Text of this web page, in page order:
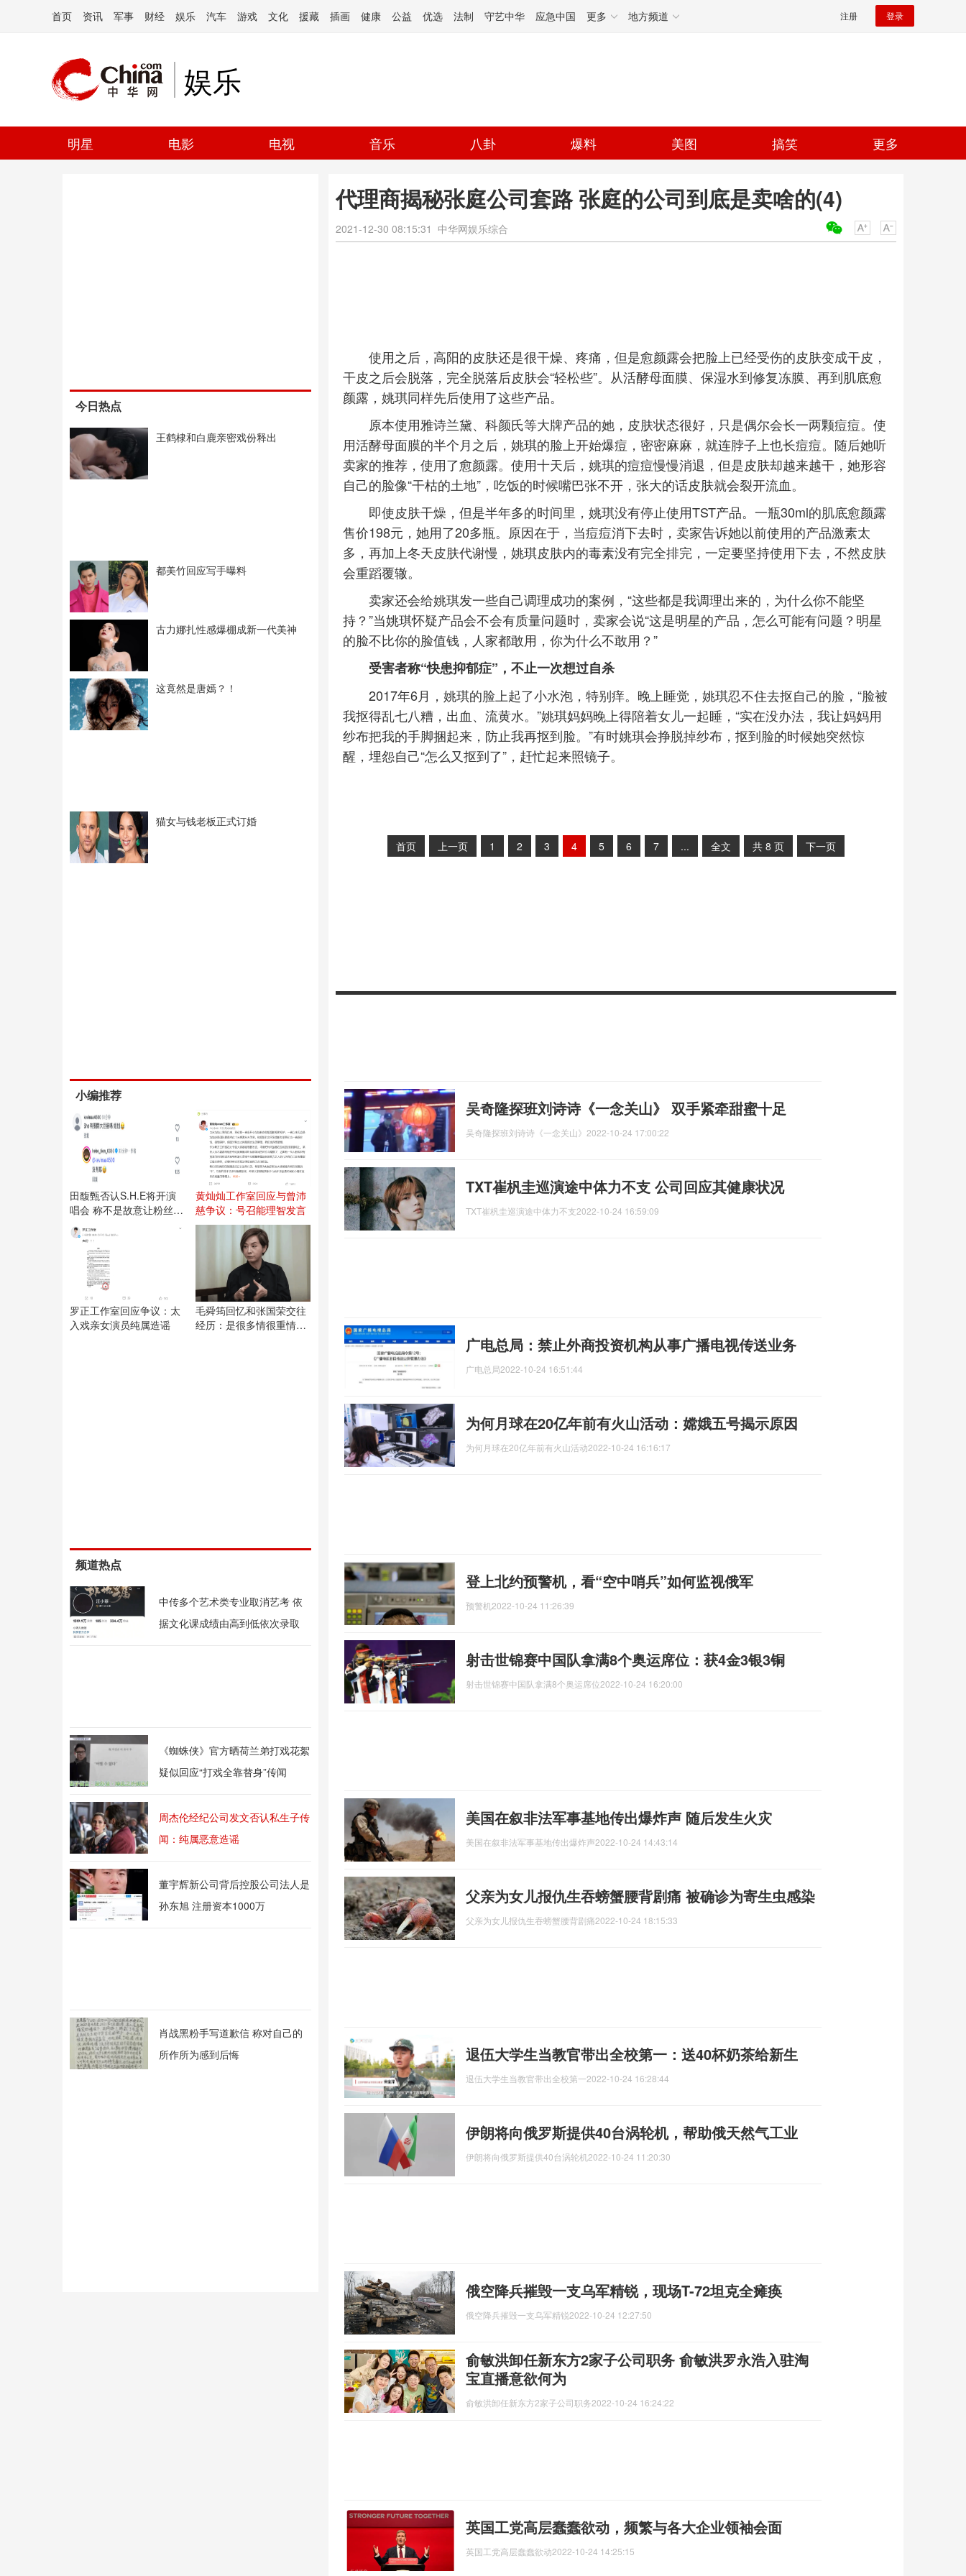
首页 资讯 军事 财经 娱乐 汽车 游戏 文化 援藏 插画 健康 公益 优选 法制 守艺中华 应急中国 更多 地方频道 注册 登录
娱乐
明星 电影 电视 音乐 八卦 爆料 美图 搞笑 更多
今日热点
王鹤棣和白鹿亲密戏份释出
都美竹回应写手曝料
古力娜扎性感爆棚成新一代美神
这竟然是唐嫣？！
猫女与钱老板正式订婚
小编推荐
田馥甄否认S.H.E将开演
唱会 称不是故意让粉丝失
望
黄灿灿工作室回应与曾沛
慈争议：号召能理智发言
罗正工作室回应争议：太
入戏亲女演员纯属造谣
毛舜筠回忆和张国荣交往
经历：是很多情很重情的
频道热点
中传多个艺术类专业取消艺考 依
据文化课成绩由高到低依次录取
《蜘蛛侠》官方晒荷兰弟打戏花絮
疑似回应“打戏全靠替身”传闻
周杰伦经纪公司发文否认私生子传
闻：纯属恶意造谣
董宇辉新公司背后控股公司法人是
孙东旭 注册资本1000万
肖战黑粉手写道歉信 称对自己的
所作所为感到后悔
代理商揭秘张庭公司套路 张庭的公司到底是卖啥的(4)
2021-12-30 08:15:31 中华网娱乐综合
使用之后，高阳的皮肤还是很干燥、疼痛，但是愈颜露会把脸上已经受伤的皮肤变成干皮，
干皮之后会脱落，完全脱落后皮肤会“轻松些”。从活酵母面膜、保湿水到修复冻膜、再到肌底愈
颜露，姚琪同样先后使用了这些产品。
原本使用雅诗兰黛、科颜氏等大牌产品的她，皮肤状态很好，只是偶尔会长一两颗痘痘。使
用活酵母面膜的半个月之后，姚琪的脸上开始爆痘，密密麻麻，就连脖子上也长痘痘。随后她听
卖家的推荐，使用了愈颜露。使用十天后，姚琪的痘痘慢慢消退，但是皮肤却越来越干，她形容
自己的脸像“干枯的土地”，吃饭的时候嘴巴张不开，张大的话皮肤就会裂开流血。
即使皮肤干燥，但是半年多的时间里，姚琪没有停止使用TST产品。一瓶30ml的肌底愈颜露
售价198元，她用了20多瓶。原因在于，当痘痘消下去时，卖家告诉她以前使用的产品激素太
多，再加上冬天皮肤代谢慢，姚琪皮肤内的毒素没有完全排完，一定要坚持使用下去，不然皮肤
会重蹈覆辙。
卖家还会给姚琪发一些自己调理成功的案例，“这些都是我调理出来的，为什么你不能坚
持？”当姚琪怀疑产品会不会有质量问题时，卖家会说“这是明星的产品，怎么可能有问题？明星
的脸不比你的脸值钱，人家都敢用，你为什么不敢用？”
受害者称“快患抑郁症”，不止一次想过自杀
2017年6月，姚琪的脸上起了小水泡，特别痒。晚上睡觉，姚琪忍不住去抠自己的脸，“脸被
我抠得乱七八糟，出血、流黄水。”姚琪妈妈晚上得陪着女儿一起睡，“实在没办法，我让妈妈用
纱布把我的手脚捆起来，防止我再抠到脸。”有时姚琪会挣脱掉纱布，抠到脸的时候她突然惊
醒，埋怨自己“怎么又抠到了”，赶忙起来照镜子。
首页 上一页 1 2 3 4 5 6 7 ... 全文 共 8 页 下一页
吴奇隆探班刘诗诗《一念关山》 双手紧牵甜蜜十足
吴奇隆探班刘诗诗《一念关山》 2022-10-24 17:00:22
TXT崔杋圭巡演途中体力不支 公司回应其健康状况
TXT崔杋圭巡演途中体力不支2022-10-24 16:59:09
广电总局：禁止外商投资机构从事广播电视传送业务
广电总局2022-10-24 16:51:44
为何月球在20亿年前有火山活动：嫦娥五号揭示原因
为何月球在20亿年前有火山活动2022-10-24 16:16:17
登上北约预警机，看“空中哨兵”如何监视俄军
预警机 2022-10-24 11:26:39
​射击世锦赛中国队拿满8个奥运席位：获4金3银3铜
​射击世锦赛中国队拿满8个奥运席位2022-10-24 16:20:00
美国在叙非法军事基地传出爆炸声 随后发生火灾
美国在叙非法军事基地传出爆炸声2022-10-24 14:43:14
父亲为女儿报仇生吞螃蟹腰背剧痛 被确诊为寄生虫感染
父亲为女儿报仇生吞螃蟹腰背剧痛2022-10-24 18:15:33
退伍大学生当教官带出全校第一：送40杯奶茶给新生
退伍大学生当教官带出全校第一2022-10-24 16:28:44
伊朗将向俄罗斯提供40台涡轮机，帮助俄天然气工业
伊朗将向俄罗斯提供40台涡轮机 2022-10-24 11:20:30
俄空降兵摧毁一支乌军精锐，现场T-72坦克全瘫痪
俄空降兵摧毁一支乌军精锐2022-10-24 12:27:50
俞敏洪卸任新东方2家子公司职务 俞敏洪罗永浩入驻淘
宝直播意欲何为
俞敏洪卸任新东方2家子公司职务2022-10-24 16:24:22
英国工党高层蠢蠢欲动，频繁与各大企业领袖会面
英国工党高层蠢蠢欲动2022-10-24 14:25:15